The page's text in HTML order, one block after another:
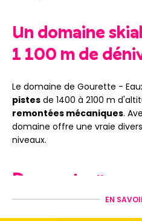
Un domaine
1 100 m de
Le domaine de Gourette -
pistes de 1400 à 2100 m
remontées mécaniques.
domaine offre une vraie
niveaux.
Des secteurs
niveau
EN